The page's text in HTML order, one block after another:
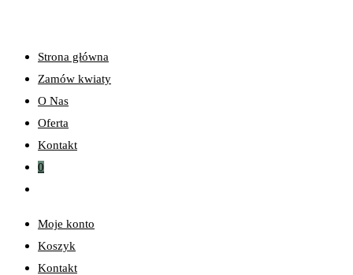
Strona główna
Zamów kwiaty
O Nas
Oferta
Kontakt
0
Moje konto
Koszyk
Kontakt